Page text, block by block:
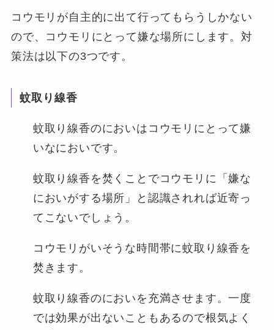
コウモリが自主的に出て行ってもらうしかない
ので、コウモリにとって嫌な場所にします。対
策法は以下の3つです。
蚊取り線香
蚊取り線香のにおいはコウモリにとって嫌
いなにおいです。
蚊取り線香を焚くことでコウモリに「嫌な
においがする場所」と認識されれば近寄っ
てこないでしょう。
コウモリがいそうな時間帯に蚊取り線香を
焚きます。
蚊取り線香のにおいを充満させます。一度
では効果が出ないこともあるので根気よく